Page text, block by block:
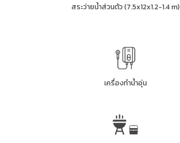
สระว่ายน้ำส่วนตัว (7.5x12x1.2-1.4 m)
เครื่องทำน้ำอุ่น